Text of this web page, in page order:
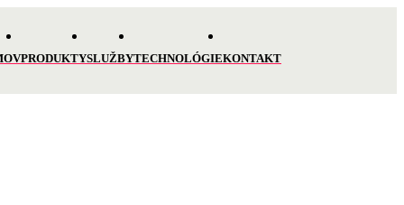
PRODUKTYSLUŽBYTECHNOLÓGIEKONTAKT